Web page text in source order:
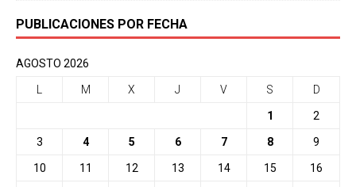
PUBLICACIONES POR FECHA
AGOSTO 2026
M X J V S D
1 2
3 4 5 6 7 8 9
10 11 12 13 14 15 16